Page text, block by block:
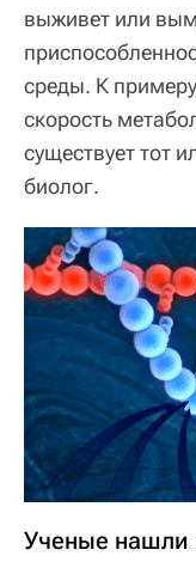
выживет или
среды. К
скорость
существует тот
биолог.
Ученые нашли